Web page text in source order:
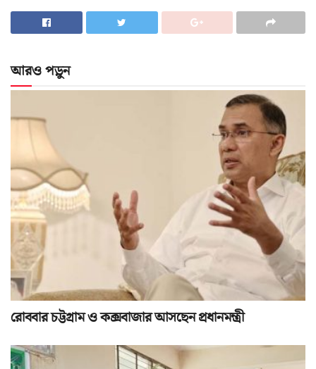
আরও পড়ুন
রোববার চট্টগ্রাম ও কক্সবাজার আসছেন প্রধানমন্ত্রী